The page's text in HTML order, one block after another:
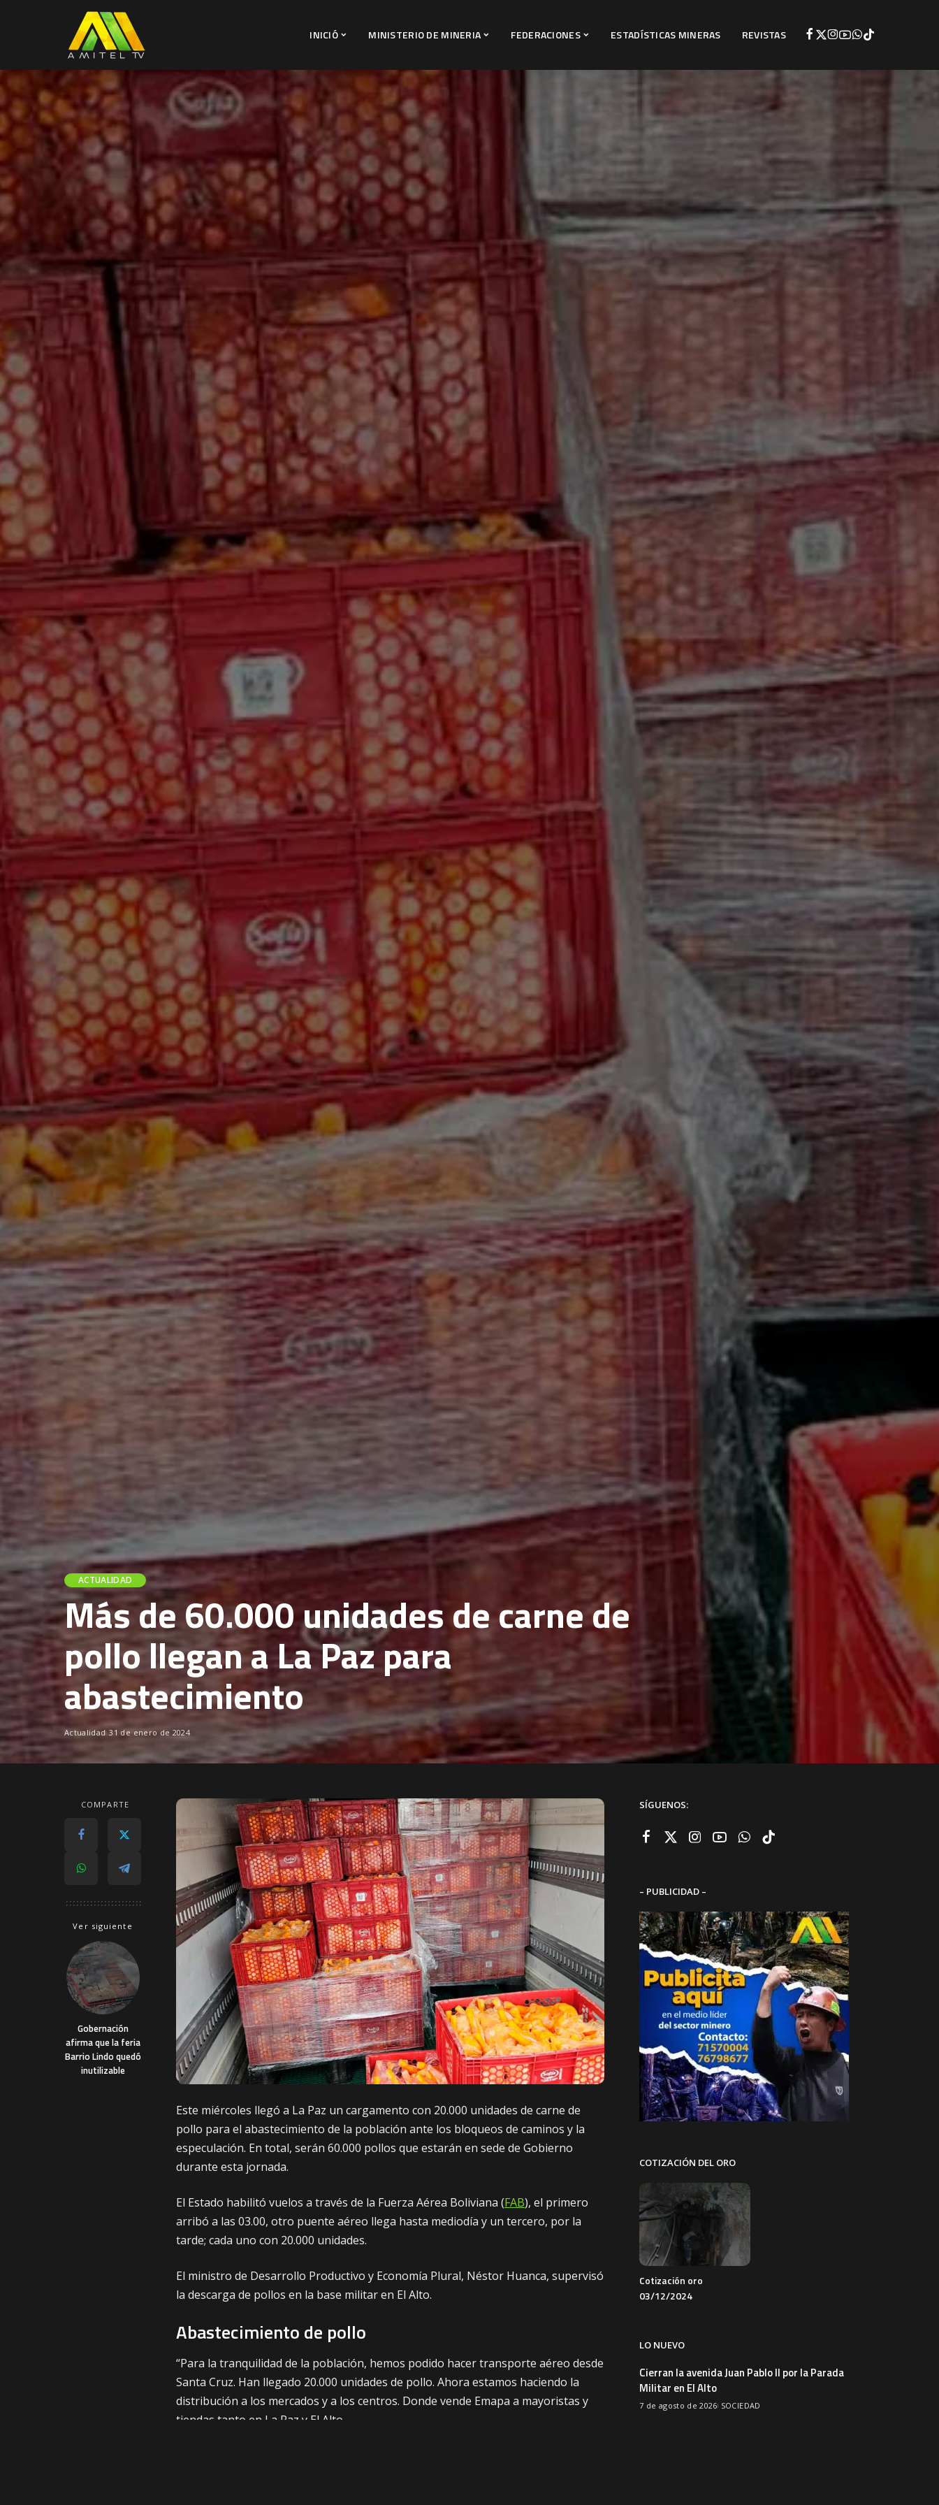
INICIÓ MINISTERIO DE MINERIA FEDERACIONES ESTADÍSTICAS MINERAS REVISTAS
ACTUALIDAD
Más de 60.000 unidades de carne de
pollo llegan a La Paz para
abastecimiento
Actualidad 31 de enero de 2024
COMPARTE
Ver siguiente
Gobernación
afirma que la feria
Barrio Lindo quedó
inutilizable
Este miércoles llegó a La Paz un cargamento con 20.000 unidades de carne de
pollo para el abastecimiento de la población ante los bloqueos de caminos y la
especulación. En total, serán 60.000 pollos que estarán en sede de Gobierno
durante esta jornada.
El Estado habilitó vuelos a través de la Fuerza Aérea Boliviana (FAB), el primero
arribó a las 03.00, otro puente aéreo llega hasta mediodía y un tercero, por la
tarde; cada uno con 20.000 unidades.
El ministro de Desarrollo Productivo y Economía Plural, Néstor Huanca, supervisó
la descarga de pollos en la base militar en El Alto.
Abastecimiento de pollo
“Para la tranquilidad de la población, hemos podido hacer transporte aéreo desde
Santa Cruz. Han llegado 20.000 unidades de pollo. Ahora estamos haciendo la
distribución a los mercados y a los centros. Donde vende Emapa a mayoristas y
tiendas tanto en La Paz y El Alto.
SÍGUENOS:
– PUBLICIDAD –
COTIZACIÓN DEL ORO
Cotización oro
03/12/2024
LO NUEVO
Cierran la avenida Juan Pablo II por la Parada
Militar en El Alto
7 de agosto de 2026 SOCIEDAD